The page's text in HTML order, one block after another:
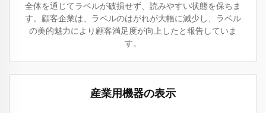
全体を通じてラベルが破損せず、読みやすい状態を保ちま
す。顧客企業は、ラベルのはがれが大幅に減少し、ラベル
の美的魅力により顧客満足度が向上したと報告していま
す。
産業用機器の表示